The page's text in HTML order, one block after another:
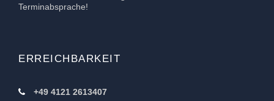
Terminabsprache!
ERREICHBARKEIT
+49 4121 2613407